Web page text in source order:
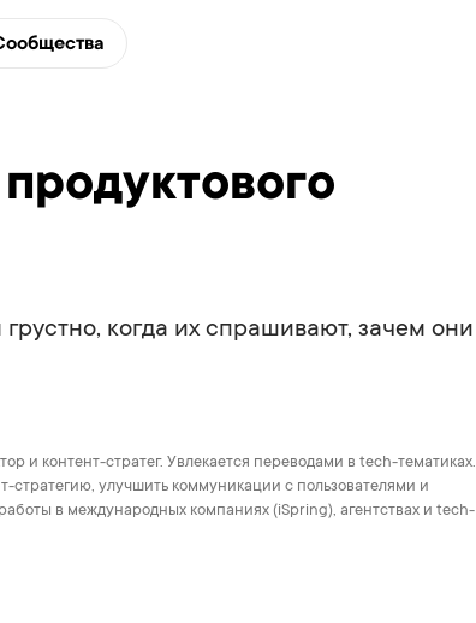
когда их спрашивают, зачем они
и контент-стратег. Увлекается переводами в tech-тематиках.
стратегию, улучшить коммуникации с пользователями и
в международных компаниях (iSpring), агентствах и tech-